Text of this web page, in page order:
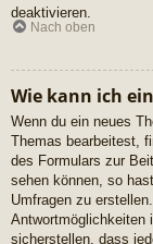
deaktivieren.
Nach oben
Wie kann ich
Wenn du ein neues
Themas bearbeitest,
des Formulars zur
sehen können, so
Umfragen zu
Antwortmöglichkeiten
sicherstellen, dass